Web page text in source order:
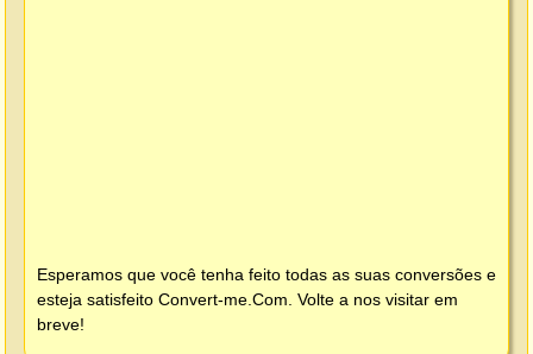
Esperamos que você tenha feito todas as suas conversões e
esteja satisfeito Convert-me.Com . Volte a nos visitar em
breve!